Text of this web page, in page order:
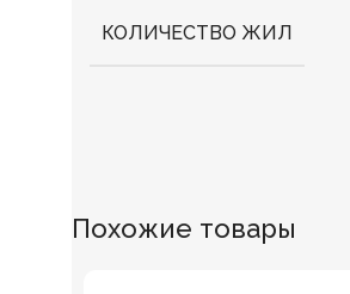
КОЛИЧЕСТВО ЖИЛ
Похожие товары